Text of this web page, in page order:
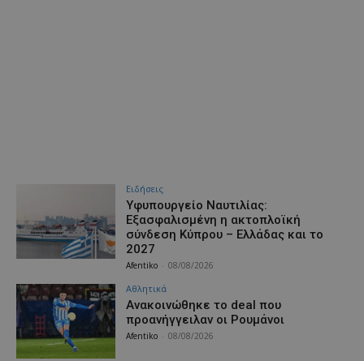
Ειδήσεις
Υφυπουργείο Ναυτιλίας:
Εξασφαλισμένη η ακτοπλοϊκή
σύνδεση Κύπρου – Ελλάδας και το
2027
Afentiko 08/08/2026
Αθλητικά
Aνακοινώθηκε το deal που
προανήγγειλαν οι Ρουμάνοι
Afentiko 08/08/2026